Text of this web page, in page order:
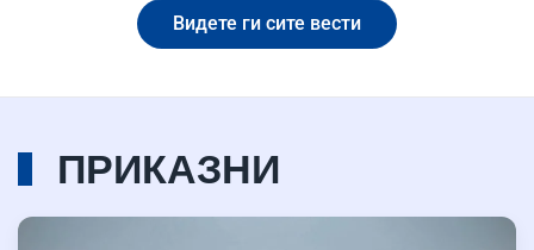
Видете ги сите вести
ПРИКАЗНИ